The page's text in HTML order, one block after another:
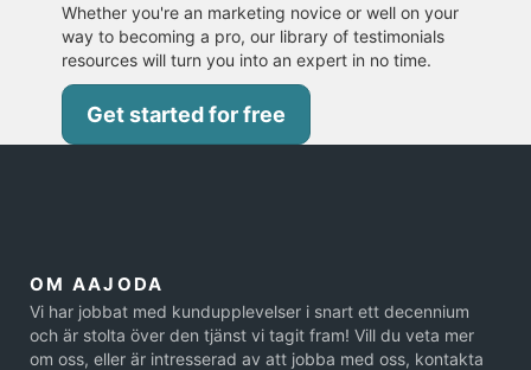
Whether you're an marketing novice or well on your
way to becoming a pro, our library of testimonials
resources will turn you into an expert in no time.
Get started for free
OM AAJODA
Vi har jobbat med kundupplevelser i snart ett decennium
och är stolta över den tjänst vi tagit fram! Vill du veta mer
om oss, eller är intresserad av att jobba med oss, kontakta